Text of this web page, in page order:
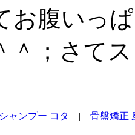
お腹いっ
＾；さて
シャンプー コタ | 骨盤矯正